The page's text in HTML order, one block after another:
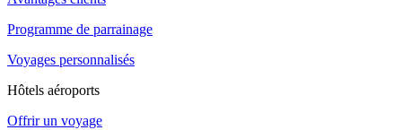
Programme de parrainage
Voyages personnalisés
Hôtels aéroports
Offrir un voyage